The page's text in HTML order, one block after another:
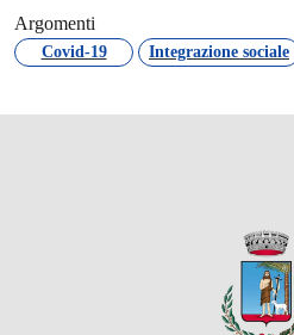
Argomenti
Covid-19 Integrazione sociale